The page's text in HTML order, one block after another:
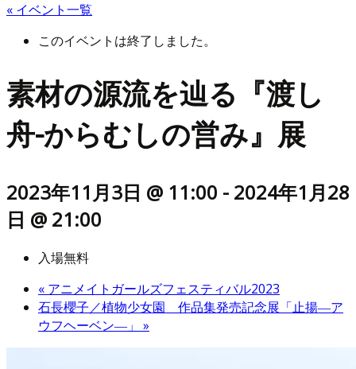
« イベント一覧
このイベントは終了しました。
素材の源流を辿る『渡し
舟-からむしの営み』展
2023年11月3日 @ 11:00 - 2024年1月28
日 @ 21:00
入場無料
« アニメイトガールズフェスティバル2023
石長櫻子／植物少女園 作品集発売記念展「止揚―ア
ウフヘーベン―」 »